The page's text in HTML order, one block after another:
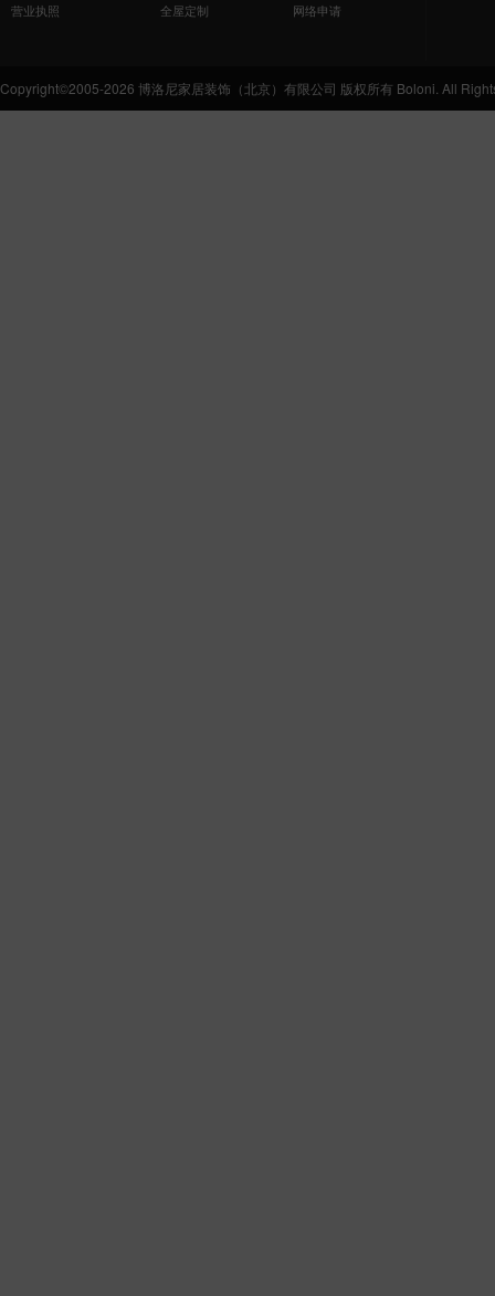
营业执照
全屋定制
网络申请
Copyright©2005-2026 博洛尼家居装饰（北京）有限公司 版权所有 Boloni. All